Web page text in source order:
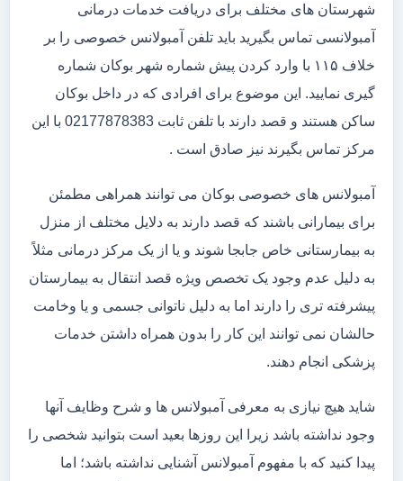
شهرستان های مختلف برای دریافت خدمات درمانی
آمبولانسی تماس بگیرید باید تلفن آمبولانس خصوصی را بر
خلاف ۱۱۵ با وارد کردن پیش شماره شهر بوکان شماره
گیری نمایید. این موضوع برای افرادی که در داخل بوکان
ساکن هستند و قصد دارند با تلفن ثابت 02177878383 با این
مرکز تماس بگیرند نیز صادق است .
آمبولانس های خصوصی بوکان می توانند همراهی مطمئن
برای بیمارانی باشند که قصد دارند به دلایل مختلف از منزل
به بیمارستانی خاص جابجا شوند و یا از یک مرکز درمانی مثلاً
به دلیل عدم وجود یک تخصص ویژه قصد انتقال به بیمارستان
پیشرفته تری را دارند اما به دلیل ناتوانی جسمی و یا وخامت
حالشان نمی توانند این کار را بدون همراه داشتن خدمات
پزشکی انجام دهند.
شاید هیچ نیازی به معرفی آمبولانس ها و شرح وظایف آنها
وجود نداشته باشد زیرا این روزها بعید است بتوانید شخصی را
پیدا کنید که با مفهوم آمبولانس آشنایی نداشته باشد؛ اما